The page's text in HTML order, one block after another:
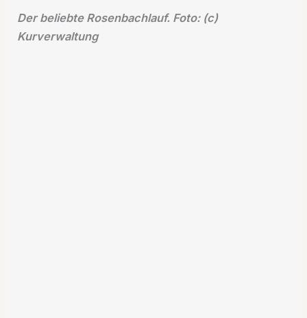
Der beliebte Rosenbachlauf. Foto: (c)
Kurverwaltung